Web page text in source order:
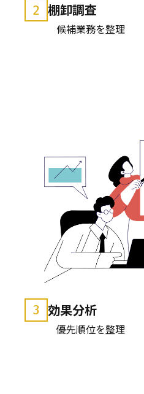
2 棚卸調査
候補業務を整理
3 効果分析
優先順位を整理